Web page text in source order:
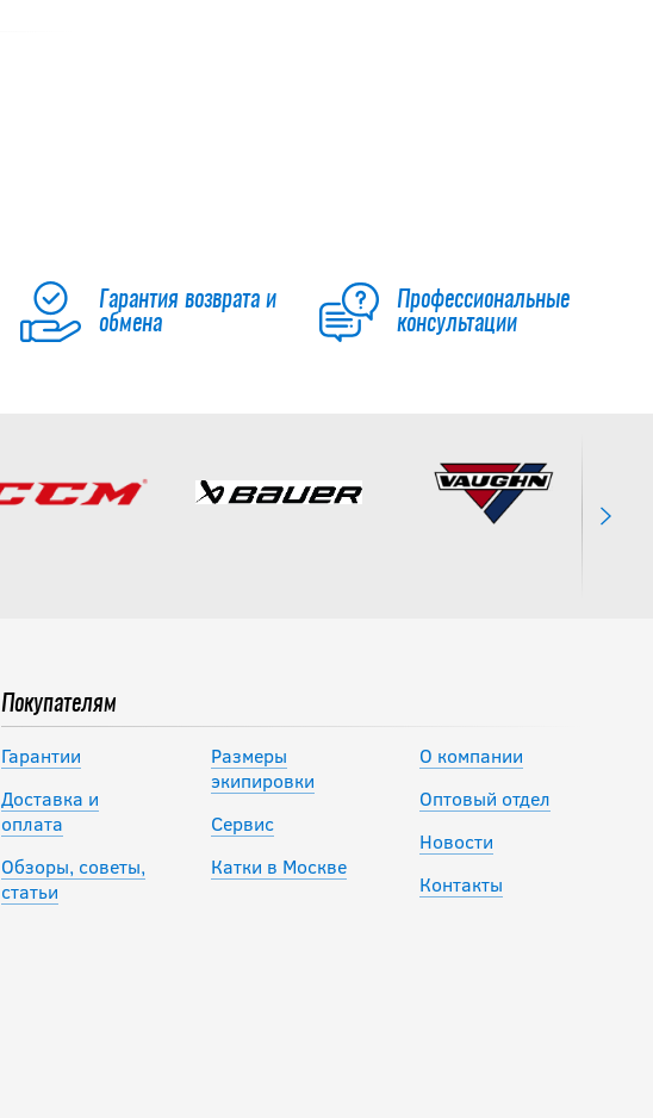
Гарантия возврата и
обмена
Профессиональные
консультации
Покупателям
Гарантии
Доставка и
оплата
Обзоры, советы,
статьи
Размеры
экипировки
Сервис
Катки в Москве
О компании
Оптовый отдел
Новости
Контакты